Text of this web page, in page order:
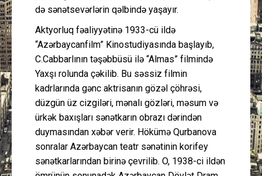
də sənətsevərlərin qəlbində yaşayır.
Aktyorluq fəaliyyətinə 1933-cü ildə
“Azərbaycanfilm” Kinostudiyasında başlayıb,
C.Cabbarlının təşəbbüsü ilə “Almas” filmində
Yaxşı rolunda çəkilib. Bu səssiz filmin
kadrlarında gənc aktrisanın gözəl çöhrəsi,
düzgün üz cizgiləri, mənalı gözləri, məsum və
ürkək baxışları sənətkarın obrazı dərindən
duymasından xəbər verir. Hökümə Qurbanova
sonralar Azərbaycan teatr sənətinin korifey
sənətkarlarından birinə çevrilib. O, 1938-ci ildən